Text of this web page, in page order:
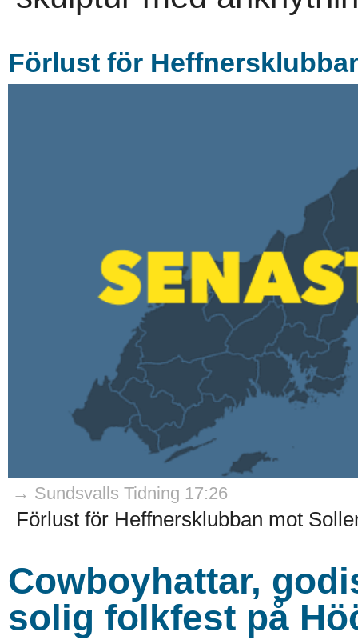
Förlust för
→ Sundsvalls Tidning 17:26
Förlust för Heffnersklubban mot
Cowboyhattar,
solig folkfest på